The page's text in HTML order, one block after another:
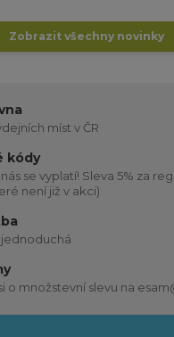
Zobrazit všechny novinky
míst v ČR
kódy
se vyplatí! Sleva 5% za
není již v akci)
jednoduchá
o množstevní slevu na